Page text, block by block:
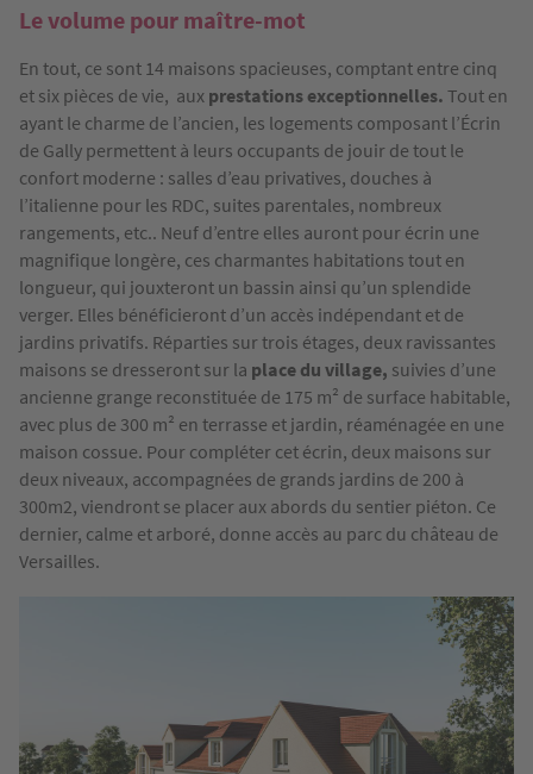
Le volume pour maître-mot
En tout, ce sont 14 maisons spacieuses, comptant entre cinq
et six pièces de vie, aux prestations exceptionnelles. Tout en
ayant le charme de l’ancien, les logements composant l’Écrin
de Gally permettent à leurs occupants de jouir de tout le
confort moderne : salles d’eau privatives, douches à
l’italienne pour les RDC, suites parentales, nombreux
rangements, etc.. Neuf d’entre elles auront pour écrin une
magnifique longère, ces charmantes habitations tout en
longueur, qui jouxteront un bassin ainsi qu’un splendide
verger. Elles bénéficieront d’un accès indépendant et de
jardins privatifs. Réparties sur trois étages, deux ravissantes
maisons se dresseront sur la place du village, suivies d’une
ancienne grange reconstituée de 175 m² de surface habitable,
avec plus de 300 m² en terrasse et jardin, réaménagée en une
maison cossue. Pour compléter cet écrin, deux maisons sur
deux niveaux, accompagnées de grands jardins de 200 à
300m2, viendront se placer aux abords du sentier piéton. Ce
dernier, calme et arboré, donne accès au parc du château de
Versailles.